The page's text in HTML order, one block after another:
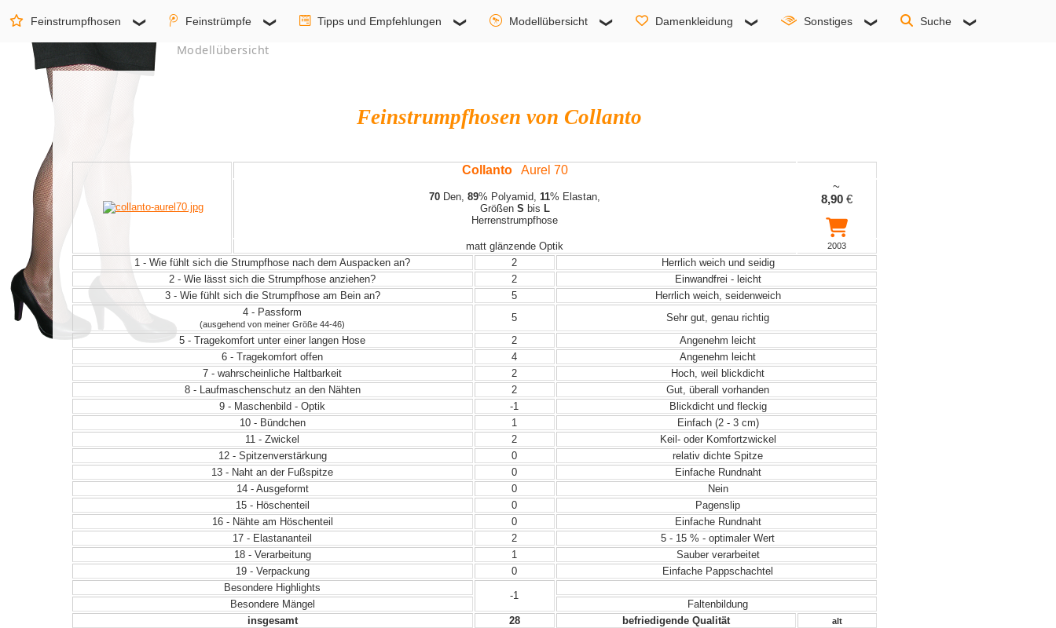
Feinstrumpfhosen Feinstrümpfe Tipps und Empfehlungen Modellübersicht Damenkleidung Sonstiges Suche
Modellübersicht
Feinstrumpfhosen von Collanto
CollantoAurel 70
70 Den,89% Polyamid,11% Elastan,
Größen S bis L
Herrenstrumpfhose
~
8,90€
matt glänzende Optik 2003
1 - Wie fühlt sich die Strumpfhose nach dem Auspacken an? 2
Herrlich weich und seidig
2 - Wie lässt sich die Strumpfhose anziehen?
2
Einwandfrei - leicht
3 - Wie fühlt sich die Strumpfhose am Bein an?
5
Herrlich weich, seidenweich
4 - Passform
(ausgehend von meiner Größe 44-46)
5
Sehr gut, genau richtig
5 - Tragekomfort unter einer langen Hose
2
Angenehm leicht
6 - Tragekomfort offen
4
Angenehm leicht
7 - wahrscheinliche Haltbarkeit
2
Hoch, weil blickdicht
8 - Laufmaschenschutz an den Nähten
2
Gut, überall vorhanden
9 - Maschenbild - Optik
-1
Blickdicht und fleckig
10 - Bündchen
1
Einfach (2 - 3 cm)
11 - Zwickel
2
Keil- oder Komfortzwickel
12 - Spitzenverstärkung
0
relativ dichte Spitze
13 - Naht an der Fußspitze
0
Einfache Rundnaht
14 - Ausgeformt
0
Nein
15 - Höschenteil
0
Pagenslip
16 - Nähte am Höschenteil
0
Einfache Rundnaht
17 - Elastananteil
2
5 - 15 % - optimaler Wert
18 - Verarbeitung
1
Sauber verarbeitet
19 - Verpackung
0
Einfache Pappschachtel
Besondere Highlights
-1
Besondere Mängel
Faltenbildung
insgesamt
28 befriedigende Qualität alt